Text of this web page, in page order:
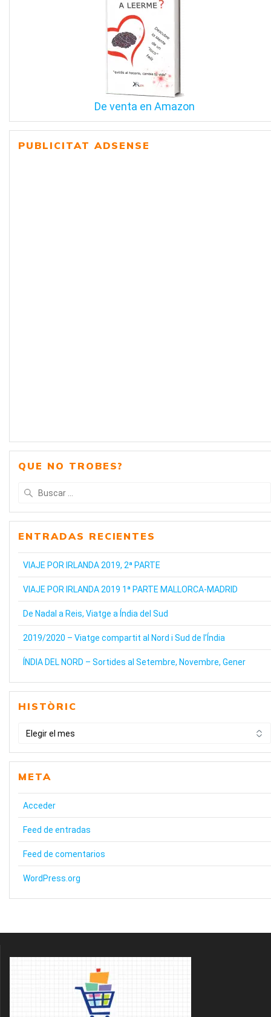
De venta en Amazon
PUBLICITAT ADSENSE
QUE NO TROBES?
Buscar:
ENTRADAS RECIENTES
VIAJE POR IRLANDA 2019, 2ª PARTE
VIAJE POR IRLANDA 2019 1ª PARTE MALLORCA-MADRID
De Nadal a Reis, Viatge a Índia del Sud
2019/2020 – Viatge compartit al Nord i Sud de l’Índia
ÍNDIA DEL NORD – Sortides al Setembre, Novembre, Gener
HISTÒRIC
HISTÒRIC
META
Acceder
Feed de entradas
Feed de comentarios
WordPress.org